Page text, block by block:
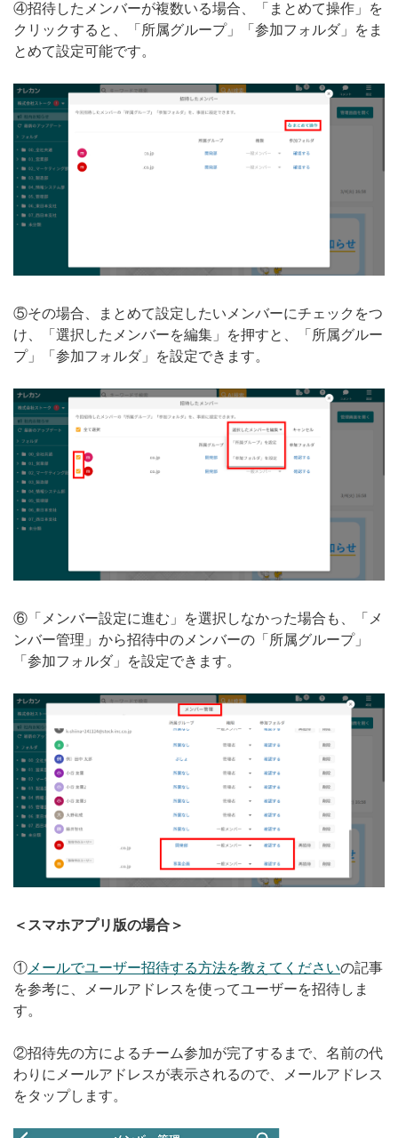
④招待したメンバーが複数いる場合、「まとめて操作」を
クリックすると、「所属グループ」「参加フォルダ」をま
とめて設定可能です。
⑤その場合、まとめて設定したいメンバーにチェックをつ
け、「選択したメンバーを編集」を押すと、「所属グルー
プ」「参加フォルダ」を設定できます。
⑥「メンバー設定に進む」を選択しなかった場合も、「メ
ンバー管理」から招待中のメンバーの「所属グループ」
「参加フォルダ」を設定できます。
＜スマホアプリ版の場合＞
① メールでユーザー招待する方法を教えてくださいの記事
を参考に、メールアドレスを使ってユーザーを招待しま
す。
②招待先の方によるチーム参加が完了するまで、名前の代
わりにメールアドレスが表示されるので、メールアドレス
をタップします。